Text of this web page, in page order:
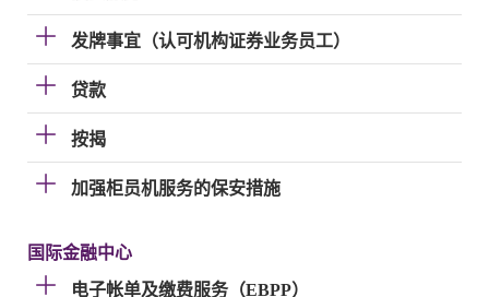
发牌事宜（认可机构证券业务员工）
贷款
按揭
加强柜员机服务的保安措施
国际金融中心
电子帐单及缴费服务（EBPP）